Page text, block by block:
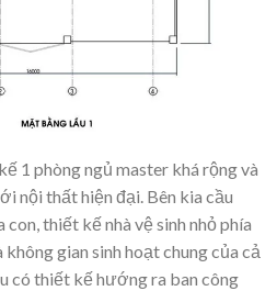
1 phòng ngủ master khá rộng và
nội thất hiện đại. Bên kia cầu
con, thiết kế nhà vệ sinh nhỏ phía
gian sinh hoạt chung của cả
có thiết kế hướng ra ban công